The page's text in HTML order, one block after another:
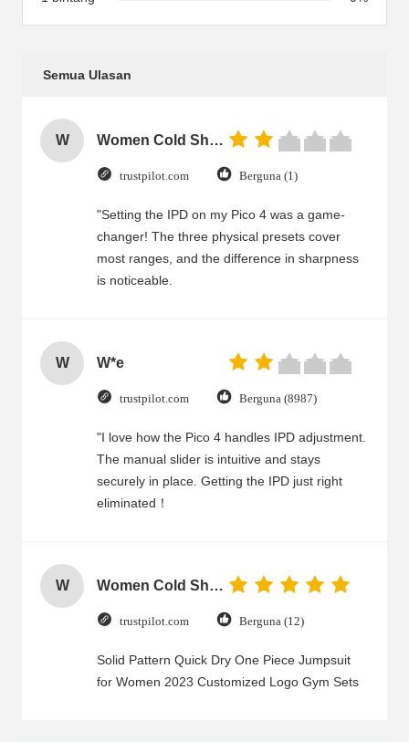
Semua Ulasan
W Women Cold Shoulder V Neck Rayon Blouse
trustpilot.com Berguna (1)
"Setting the IPD on my Pico 4 was a game-
changer! The three physical presets cover
most ranges, and the difference in sharpness
is noticeable.
W W*e
trustpilot.com Berguna (8987)
"I love how the Pico 4 handles IPD adjustment.
The manual slider is intuitive and stays
securely in place. Getting the IPD just right
eliminated！
W Women Cold Shoulder V Neck Rayon Blouse
trustpilot.com Berguna (12)
Solid Pattern Quick Dry One Piece Jumpsuit
for Women 2023 Customized Logo Gym Sets